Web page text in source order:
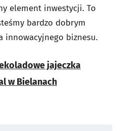
element inwestycji. To
bardzo dobrym
innowacyjnego biznesu.
jajeczka
w Bielanach